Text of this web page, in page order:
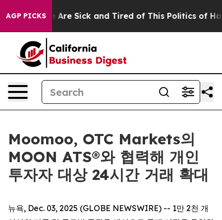
AGP PICKSAre Sick and Tired of This Politics of Hatred”
Moomoo, OTC Markets의
MOON ATS®와 협력해 개인
투자자 대상 24시간 거래 확대
뉴욕, Dec. 03, 2025 (GLOBE NEWSWIRE) -- 1만 2천 개